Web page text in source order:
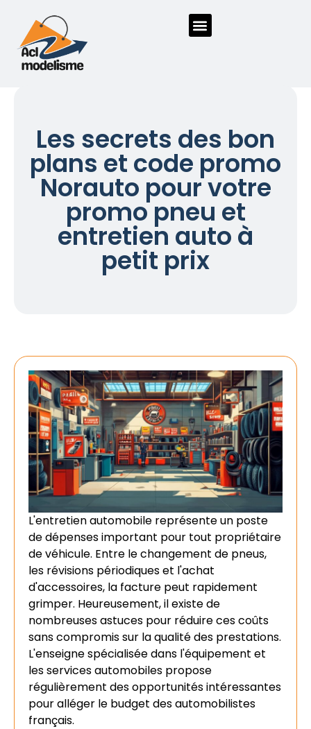
Les secrets des bon
plans et code promo
Norauto pour votre
promo pneu et
entretien auto à
petit prix
L'entretien automobile représente un poste
de dépenses important pour tout propriétaire
de véhicule. Entre le changement de pneus,
les révisions périodiques et l'achat
d'accessoires, la facture peut rapidement
grimper. Heureusement, il existe de
nombreuses astuces pour réduire ces coûts
sans compromis sur la qualité des prestations.
L'enseigne spécialisée dans l'équipement et
les services automobiles propose
régulièrement des opportunités intéressantes
pour alléger le budget des automobilistes
français.